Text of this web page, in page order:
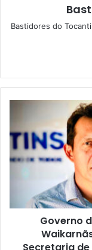
Bastidores do
Governo
Secretaria